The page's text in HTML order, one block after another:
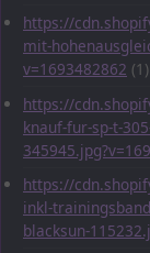
https://
mit-
v=1693482862 (1)
https://
knauf-fur-sp-t-
https://
inkl-
blacksun-